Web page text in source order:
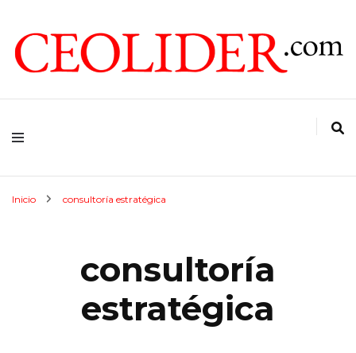
CEOLIDER.COM
Inicio consultoría estratégica
consultoría
estratégica